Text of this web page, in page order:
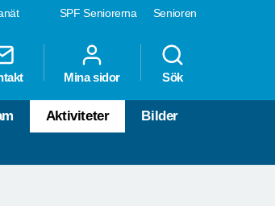
SPF Seniorerna Senioren
Mina sidor Sök
Aktiviteter Bilder